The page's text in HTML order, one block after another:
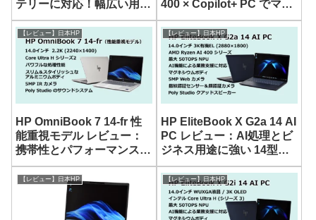
テリーに対応！幅広い用途
に使える14型モバイルノ
ート
400 × Copilot+ PC でマル
チに使えるコンバーチブル
ノート
【レビュー】日本HP
HP OmniBook 7 14-fr 性
能重視モデル レビュー：
携帯性とパフォーマンスを
両立した 14型ノート
【レビュー】日本HP
HP EliteBook X G2a 14 AI
PC レビュー：AI処理とビ
ジネス用途に強い 14型モ
バイルノート
【レビュー】日本HP 【レビュー】日本HP